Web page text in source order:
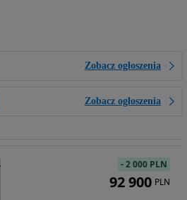
Zobacz ogłoszenia
Zobacz ogłoszenia
-2 000 PLN
92 900 PLN